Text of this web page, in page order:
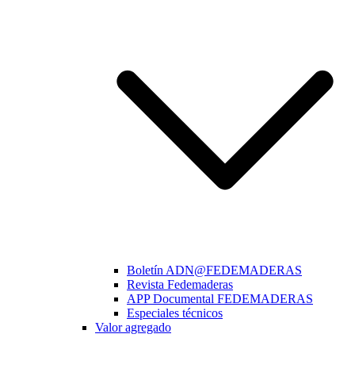
Boletín ADN@FEDEMADERAS
Revista Fedemaderas
APP Documental FEDEMADERAS
Especiales técnicos
Valor agregado